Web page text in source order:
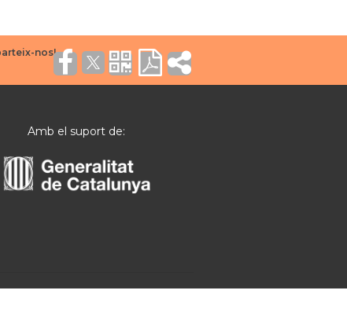
Amb el suport de: